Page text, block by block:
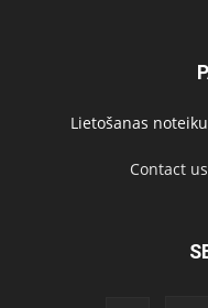
Lietošanas
Contact